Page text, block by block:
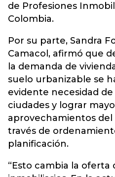
de Profesiones
Colombia.
Por su parte, Sandra
Camacol, afirmó que
la demanda de
suelo urbanizable se
evidente necesidad
ciudades y lograr
aprovechamientos del
través de
planificación.
“Esto cambia la